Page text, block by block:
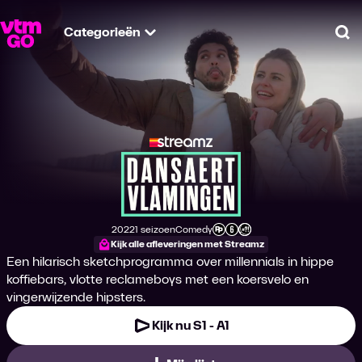
Categorieën
Productiejaar
20221 seizoen
Genre
Comedy
Leeftijdsclassificatie
Kijk alle afleveringen met Streamz
Een hilarisch sketchprogramma over millennials in hippe
koffiebars, vlotte reclameboys met een koersvelo en
vingerwijzende hipsters.
Kijk nu S1 - A1